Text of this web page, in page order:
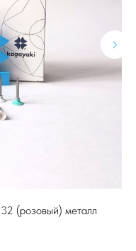
(розовый) металл